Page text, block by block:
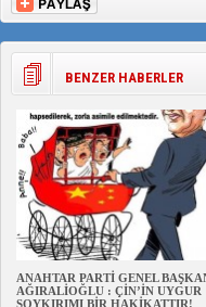
BENZER HABERLER
ANAHTAR PARTİ GENEL
AĞIRALİOĞLU : ÇİN’İN UYGUR
SOYKIRIMI BİR HAKİKATTIR!